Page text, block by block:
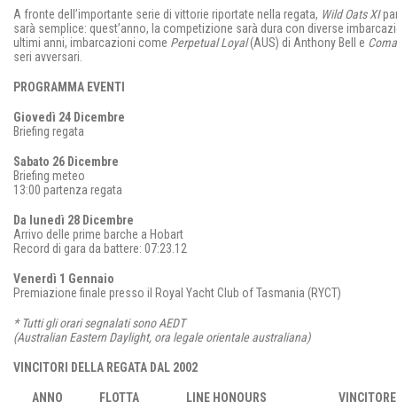
A fronte dell’importante serie di vittorie riportate nella regata, Wild Oats XI
sarà semplice: quest’anno, la competizione sarà dura con diverse
ultimi anni, imbarcazioni come Perpetual Loyal(AUS) di Anthony Bell e
seri avversari.
PROGRAMMA EVENTI
Giovedì 24 Dicembre
Briefing regata
Sabato 26 Dicembre
Briefing meteo
13:00 partenza regata
Da lunedì 28 Dicembre
Arrivo delle prime barche a Hobart
Record di gara da battere: 07:23.12
Venerdì 1 Gennaio
Premiazione finale presso il Royal Yacht Club of Tasmania (RYCT)
* Tutti gli orari segnalati sono AEDT
(Australian Eastern Daylight, ora legale orientale australiana)
VINCITORI DELLA REGATA DAL 2002
ANNO FLOTTA LINE HONOURS